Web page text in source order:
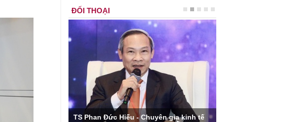
ĐỐI THOẠI
TS Phan Đức Hiếu - Chuyên gia kinh tế
Ông Hoàng Quang Phòng -
VCCI